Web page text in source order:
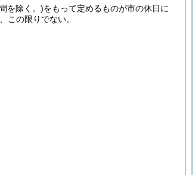
を除く。)をもって定めるものが市の休日に
この限りでない。